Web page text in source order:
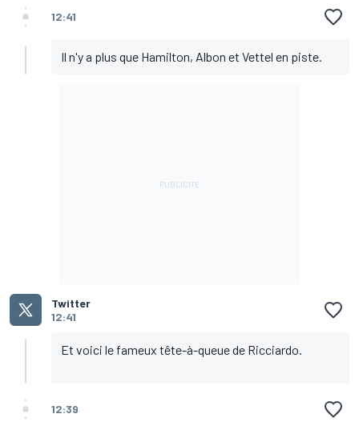
12:41
Il n'y a plus que Hamilton, Albon et Vettel en piste.
Twitter
12:41
Et voici le fameux tête-à-queue de Ricciardo.
12:39